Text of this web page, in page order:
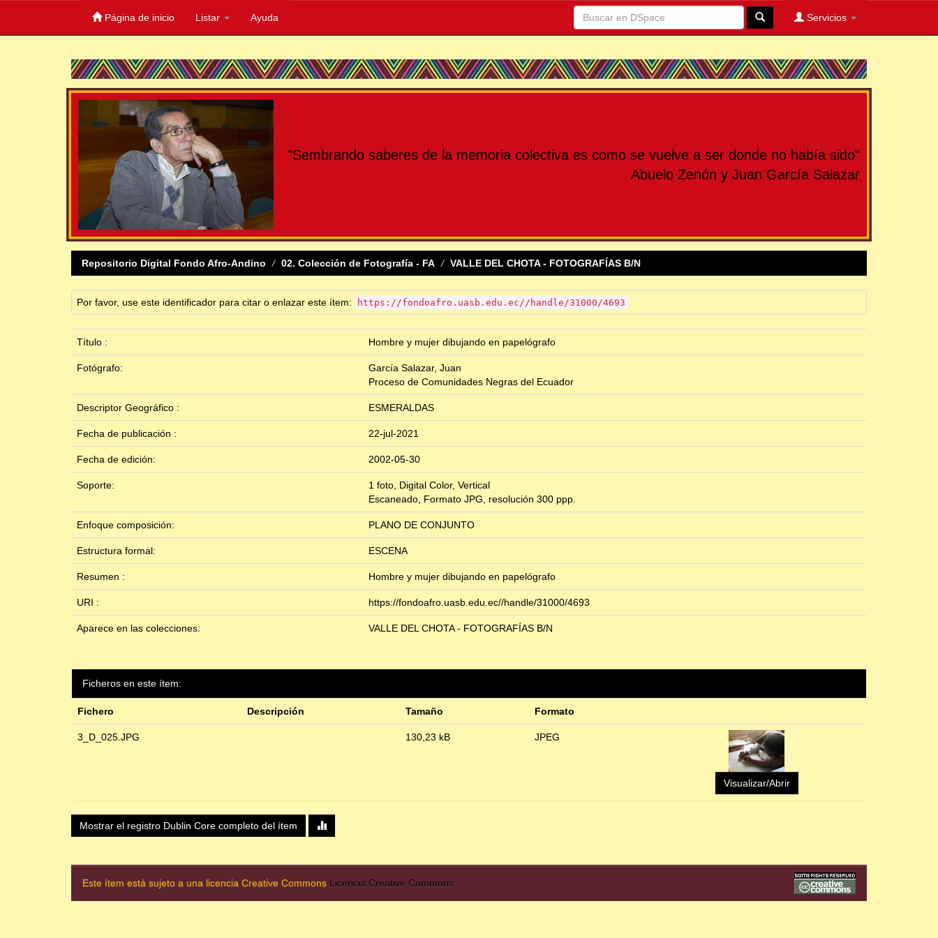
Página de inicio Listar Ayuda Servicios
"Sembrando saberes de la memoria colectiva es como se vuelve a ser donde no había sido"
Abuelo Zenón y Juan García Salazar
Repositorio Digital Fondo Afro-Andino 02. Colección de Fotografía - FA VALLE DEL CHOTA - FOTOGRAFÍAS B/N
Por favor, use este identificador para citar o enlazar este ítem: https://fondoafro.uasb.edu.ec//handle/31000/4693
Título : Hombre y mujer dibujando en papelógrafo
Fotógrafo:
García Salazar, Juan
Proceso de Comunidades Negras del Ecuador
Descriptor Geográfico : ESMERALDAS
Fecha de publicación : 22-jul-2021
Fecha de edición: 2002-05-30
Soporte:
1 foto, Digital Color, Vertical
Escaneado, Formato JPG, resolución 300 ppp.
Enfoque composición: PLANO DE CONJUNTO
Estructura formal: ESCENA
Resumen : Hombre y mujer dibujando en papelógrafo
URI : https://fondoafro.uasb.edu.ec//handle/31000/4693
Aparece en las colecciones: VALLE DEL CHOTA - FOTOGRAFÍAS B/N
Ficheros en este ítem:
Fichero Descripción Tamaño Formato
3_D_025.JPG 130,23 kB JPEG
Visualizar/Abrir
Mostrar el registro Dublin Core completo del ítem
Este ítem está sujeto a una licencia Creative Commons Licencia Creative Commons